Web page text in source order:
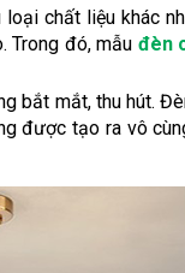
chất liệu khác
Trong đó, mẫu đèn
bắt mắt, thu hút.
được tạo ra vô